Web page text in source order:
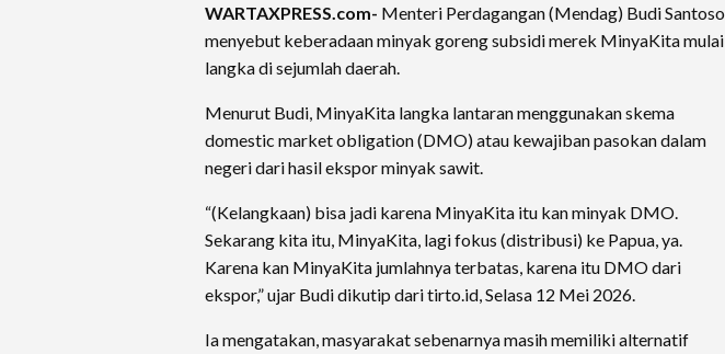
WARTAXPRESS.com- Menteri Perdagangan (Mendag) Budi Santoso
menyebut keberadaan minyak goreng subsidi merek MinyaKita mulai
langka di sejumlah daerah.
Menurut Budi, MinyaKita langka lantaran menggunakan skema
domestic market obligation (DMO) atau kewajiban pasokan dalam
negeri dari hasil ekspor minyak sawit.
“(Kelangkaan) bisa jadi karena MinyaKita itu kan minyak DMO.
Sekarang kita itu, MinyaKita, lagi fokus (distribusi) ke Papua, ya.
Karena kan MinyaKita jumlahnya terbatas, karena itu DMO dari
ekspor,” ujar Budi dikutip dari tirto.id, Selasa 12 Mei 2026.
Ia mengatakan, masyarakat sebenarnya masih memiliki alternatif